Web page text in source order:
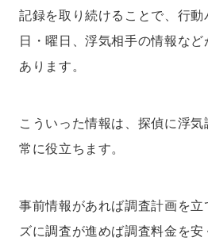
記録を取り続けることで、行
日・曜日、浮気相手の情報な
あります。
こういった情報は、探偵に浮
常に役立ちます。
事前情報があれば調査計画を
ズに調査が進めば調査料金を安